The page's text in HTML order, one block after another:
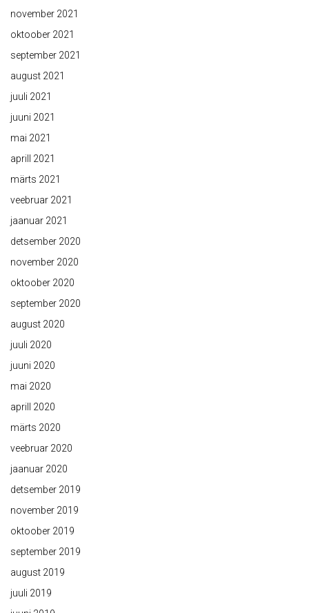
november 2021
oktoober 2021
september 2021
august 2021
juuli 2021
juuni 2021
mai 2021
aprill 2021
märts 2021
veebruar 2021
jaanuar 2021
detsember 2020
november 2020
oktoober 2020
september 2020
august 2020
juuli 2020
juuni 2020
mai 2020
aprill 2020
märts 2020
veebruar 2020
jaanuar 2020
detsember 2019
november 2019
oktoober 2019
september 2019
august 2019
juuli 2019